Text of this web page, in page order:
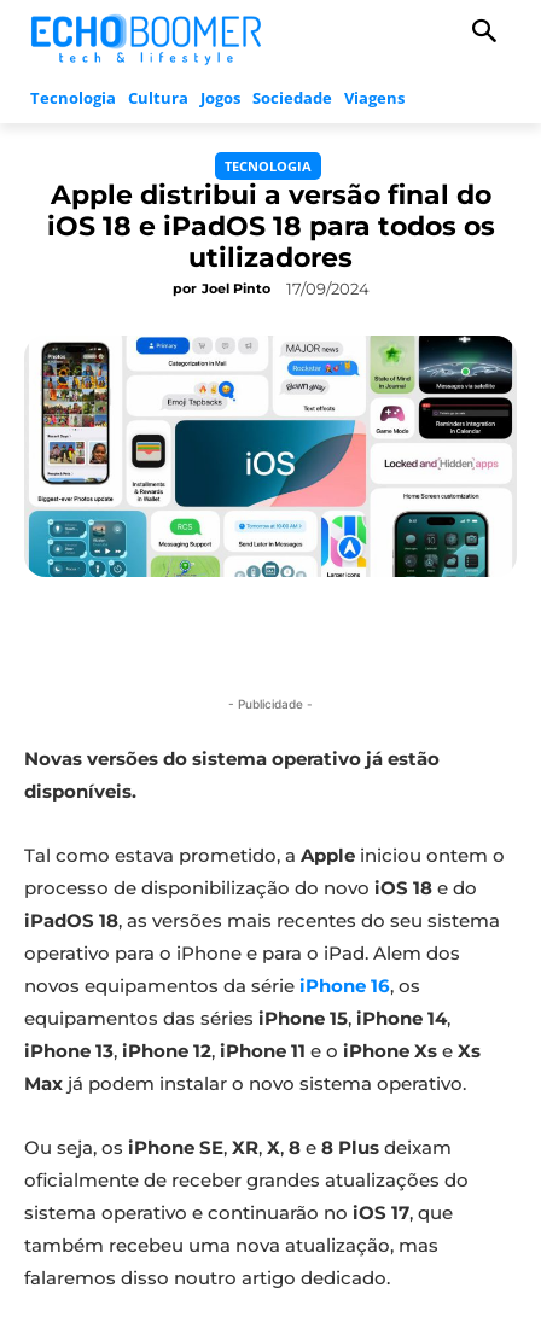
Tecnologia Cultura Jogos Sociedade Viagens
TECNOLOGIA
Apple distribui a versão final do
iOS 18 e iPadOS 18 para todos os
utilizadores
por Joel Pinto 17/09/2024
- Publicidade -
Novas versões do sistema operativo já estão
disponíveis.
Tal como estava prometido, a Apple iniciou ontem o
processo de disponibilização do novo iOS 18 e do
iPadOS 18, as versões mais recentes do seu sistema
operativo para o iPhone e para o iPad. Alem dos
novos equipamentos da série iPhone 16, os
equipamentos das séries iPhone 15, iPhone 14,
iPhone 13, iPhone 12, iPhone 11 e o iPhone Xs e Xs
Max já podem instalar o novo sistema operativo.
Ou seja, os iPhone SE, XR, X, 8 e 8 Plus deixam
oficialmente de receber grandes atualizações do
sistema operativo e continuarão no iOS 17, que
também recebeu uma nova atualização, mas
falaremos disso noutro artigo dedicado.